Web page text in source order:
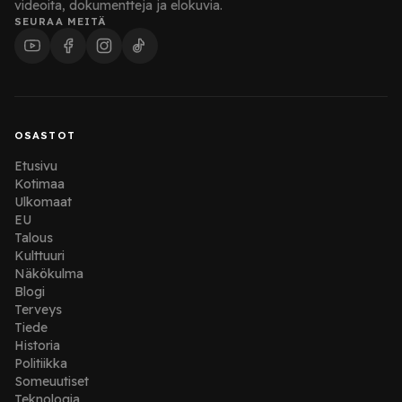
videoita, dokumentteja ja elokuvia.
SEURAA MEITÄ
OSASTOT
Etusivu
Kotimaa
Ulkomaat
EU
Talous
Kulttuuri
Näkökulma
Blogi
Terveys
Tiede
Historia
Politiikka
Someuutiset